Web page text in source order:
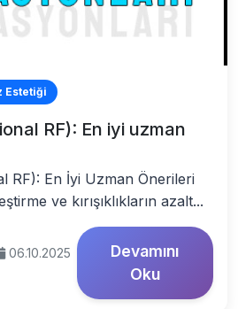
Estetiği
RF): En iyi uzman
RF): En İyi Uzman Önerileri
ve kırışıklıkların azalt...
06.10.2025
Devamını
Oku